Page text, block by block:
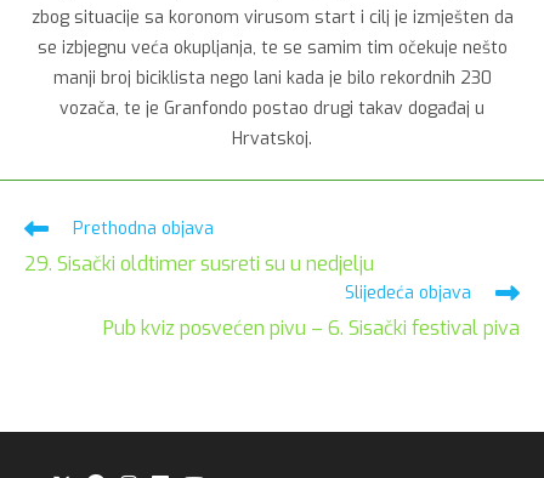
zbog situacije sa koronom virusom start i cilj je izmješten da
se izbjegnu veća okupljanja, te se samim tim očekuje nešto
manji broj biciklista nego lani kada je bilo rekordnih 230
vozača, te je Granfondo postao drugi takav događaj u
Hrvatskoj.
Pročitaj
članaka
Prethodna objava
29. Sisački oldtimer susreti su u nedjelju
Slijedeća objava
Pub kviz posvećen pivu – 6. Sisački festival piva